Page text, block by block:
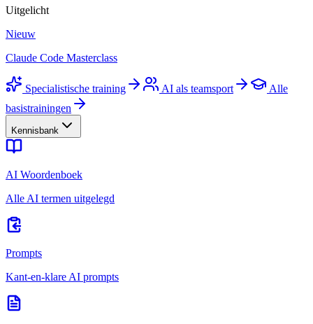
Uitgelicht
Nieuw
Claude Code Masterclass
Specialistische training AI als teamsport
Alle
basistrainingen
Kennisbank
AI Woordenboek
Alle AI termen uitgelegd
Prompts
Kant-en-klare AI prompts